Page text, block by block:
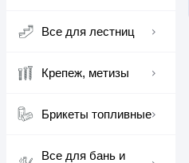
Все для лестниц
Крепеж, метизы
Брикеты топливные
Все для бань и